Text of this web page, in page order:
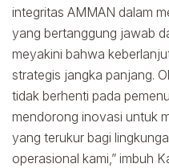
integritas AMMAN dalam
yang bertanggung jawab
meyakini bahwa
strategis jangka panjang.
tidak berhenti pada
mendorong inovasi untuk
yang terukur bagi
operasional kami,” imbuh